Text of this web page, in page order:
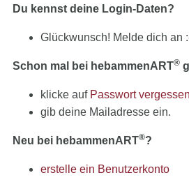
Du kennst deine Login-Daten?
Glückwunsch! Melde dich an
Schon mal bei hebammenART®
klicke auf Passwort vergessen
gib deine Mailadresse ein.
Neu bei hebammenART®?
erstelle ein Benutzerkonto